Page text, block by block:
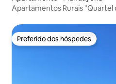
Apartamentos Rurais "Quartel
Preferido dos hóspedes
Preferido dos hóspedes